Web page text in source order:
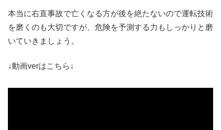
本当に右直事故で亡くなる方が後を絶たないので運転技術
を磨くのも大切ですが、危険を予測する力もしっかりと磨
いていきましょう。
↓動画verはこちら↓